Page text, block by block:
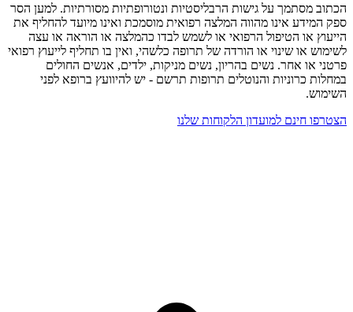
הכתוב מסתמך על גישות הרבליסטיות ונטורופתיות מסורתיות. למען הסר
ספק המידע אינו מהווה המלצה רפואית מוסמכת ואינו מיועד להחליף את
הייעוץ או הטיפול הרפואי או לשמש לבדו כהמלצה או הוראה או עצה
לשימוש או שינוי או הורדה של תרופה כלשהי, ואין בו תחליף לייעוץ רפואי
פרטני או אחר. נשים בהריון, נשים מניקות, ילדים, אנשים החולים
במחלות כרוניות והנוטלים תרופות תרשם - יש להיוועץ ברופא לפני
השימוש.
הצטרפו חינם למועדון הלקוחות שלנו